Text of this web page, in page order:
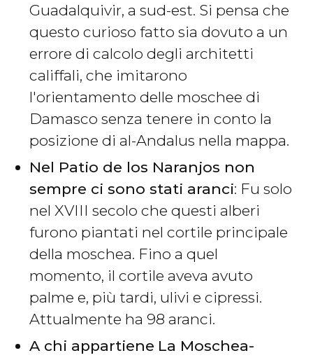
Guadalquivir, a sud-est. Si pensa che
questo curioso fatto sia dovuto a un
errore di calcolo degli architetti
califfali, che imitarono
l'orientamento delle moschee di
Damasco senza tenere in conto la
posizione di al-Andalus nella mappa.
Nel Patio de los Naranjos non
sempre ci sono stati aranci: Fu solo
nel XVIII secolo che questi alberi
furono piantati nel cortile principale
della moschea. Fino a quel
momento, il cortile aveva avuto
palme e, più tardi, ulivi e cipressi.
Attualmente ha 98 aranci.
A chi appartiene La Moschea-